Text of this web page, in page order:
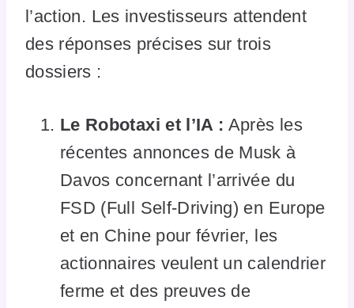
l’action. Les investisseurs attendent
des réponses précises sur trois
dossiers :
Le Robotaxi et l’IA : Après les
récentes annonces de Musk à
Davos concernant l’arrivée du
FSD (Full Self-Driving) en Europe
et en Chine pour février, les
actionnaires veulent un calendrier
ferme et des preuves de